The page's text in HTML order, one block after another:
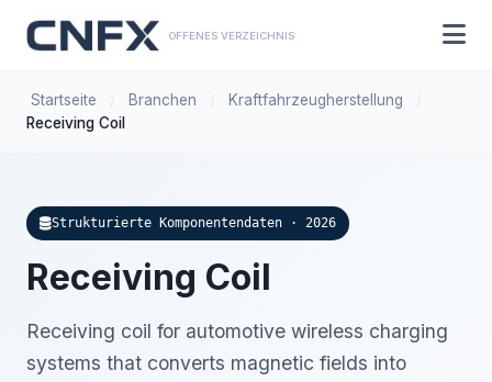
OFFENES VERZEICHNIS
Startseite Branchen Kraftfahrzeugherstellung
Receiving Coil
Strukturierte Komponentendaten · 2026
Receiving Coil
Receiving coil for automotive wireless charging
systems that converts magnetic fields into